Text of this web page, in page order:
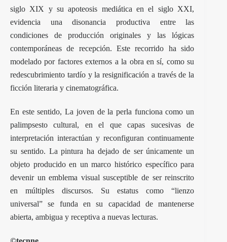
siglo XIX y su apoteosis mediática en el siglo XXI,
evidencia una disonancia productiva entre las
condiciones de producción originales y las lógicas
contemporáneas de recepción. Este recorrido ha sido
modelado por factores externos a la obra en sí, como su
redescubrimiento tardío y la resignificación a través de la
ficción literaria y cinematográfica.
En este sentido, La joven de la perla funciona como un
palimpsesto cultural, en el que capas sucesivas de
interpretación interactúan y reconfiguran continuamente
su sentido. La pintura ha dejado de ser únicamente un
objeto producido en un marco histórico específico para
devenir un emblema visual susceptible de ser reinscrito
en múltiples discursos. Su estatus como “lienzo
universal” se funda en su capacidad de mantenerse
abierta, ambigua y receptiva a nuevas lecturas.